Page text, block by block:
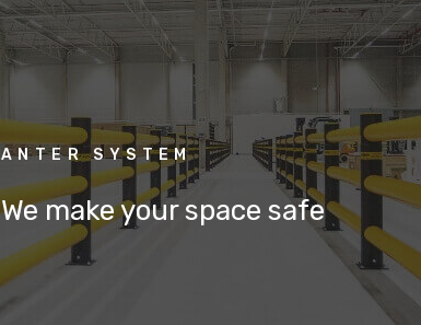
ANTER SYSTEM
We make your space safe